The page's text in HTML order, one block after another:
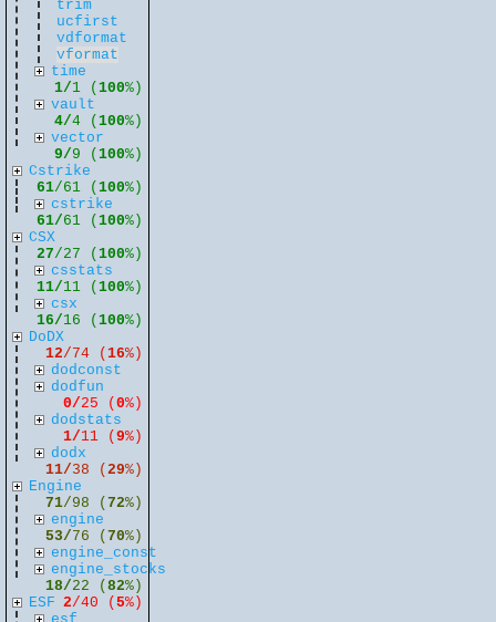
trim
ucfirst
vdformat
vformat
time
1/1 (100%)
vault
4/4 (100%)
vector
9/9 (100%)
Cstrike
61/61 (100%)
cstrike
61/61 (100%)
CSX
27/27 (100%)
csstats
11/11 (100%)
csx
16/16 (100%)
DoDX
12/74 (16%)
dodconst
dodfun
0/25 (0%)
dodstats
1/11 (9%)
dodx
11/38 (29%)
Engine
71/98 (72%)
engine
53/76 (70%)
engine_const
engine_stocks
18/22 (82%)
ESF 2/40 (5%)